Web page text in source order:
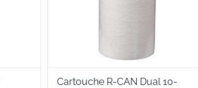
Cartouche R-CAN Dual 10-